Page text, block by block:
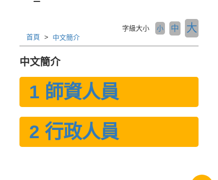
首頁 中文簡介
字級大小 小 中 大
中文簡介
1 師資人員
2 行政人員